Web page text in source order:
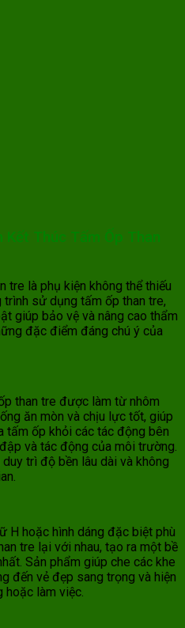
Thúc Tấm Ốp Than
tre là phụ kiện không thể thiếu
sử dụng tấm ốp than tre,
giúp bảo vệ và nâng cao thẩm
đặc điểm đáng chú ý của
than tre được làm từ nhôm
ăn mòn và chịu lực tốt, giúp
tấm ốp khỏi các tác động bên
và tác động của môi trường.
trì độ bền lâu dài và không
H hoặc hình dáng đặc biệt phù
tre lại với nhau, tạo ra một bề
Sản phẩm giúp che các khe
đến vẻ đẹp sang trọng và hiện
làm việc.